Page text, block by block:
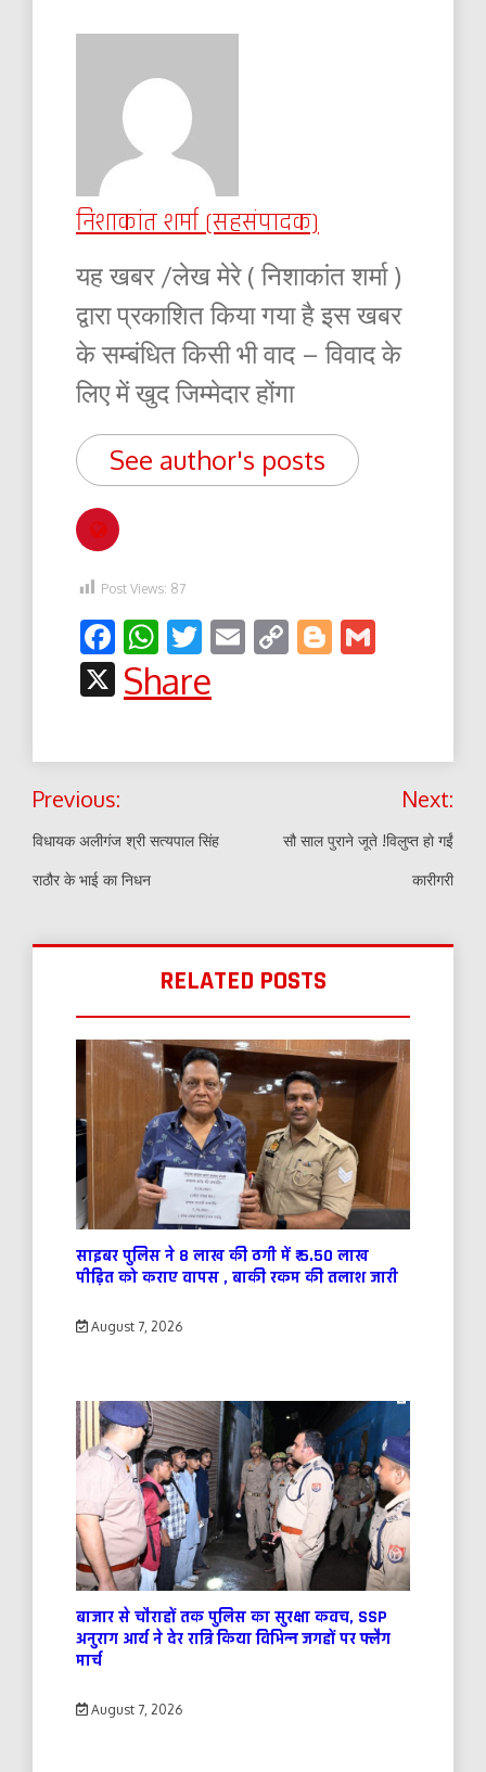
निशाकांत शर्मा (सहसंपादक)
यह खबर /लेख मेरे ( निशाकांत शर्मा )
द्वारा प्रकाशित किया गया है इस खबर
के सम्बंधित किसी भी वाद – विवाद के
लिए में खुद जिम्मेदार होंगा
See author's posts
Post Views: 87
Facebook
WhatsApp
Twitter
EmailCopyBlogger
X
Share
Post
navigation
Previous:
विधायक अलीगंज श्री सत्यपाल सिंह
राठौर के भाई का निधन
Next:
सौ साल पुराने जूते !विलुप्त हो गईं
कारीगरी
RELATED POSTS
साइबर पुलिस ने 8 लाख की ठगी में ₹ 5.50 लाख
पीड़ित को कराए वापस , बाकी रकम की तलाश जारी
August 7, 2026
बाजार से चौराहों तक पुलिस का सुरक्षा कवच, SSP
अनुराग आर्य ने देर रात्रि किया विभिन्न जगहों पर फ्लैग
मार्च
August 7, 2026